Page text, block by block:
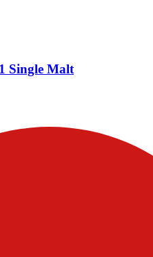
Single Malt